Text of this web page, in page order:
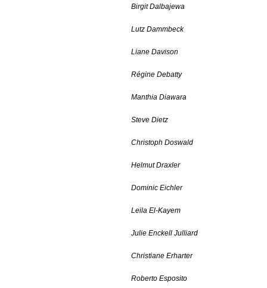
Birgit Dalbajewa
Lutz Dammbeck
Liane Davison
Régine Debatty
Manthia Diawara
Steve Dietz
Christoph Doswald
Helmut Draxler
Dominic Eichler
Leila El-Kayem
Julie Enckell Julliard
Christiane Erharter
Roberto Esposito